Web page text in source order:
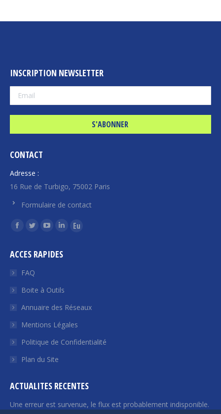
INSCRIPTION NEWSLETTER
CONTACT
Adresse :
16 Rue de Turbigo, 75002 Paris
Formulaire de contact
Trouvez nous sur :
La
Facebook
s'ouvre
une
nouvelle
fenêtre
La
Twitter
s'ouvre
une
nouvelle
fenêtre
La
YouTube
une
nouvelle
fenêtre
La
LinkedIn
une
nouvelle
fenêtre
La
nouvelle
fenêtre
ACCES RAPIDES
FAQ
Boite à Outils
Annuaire des Réseaux
Mentions Légales
Politique de Confidentialité
Plan du Site
ACTUALITES RECENTES
Une erreur est survenue, le flux est probablement indisponible.